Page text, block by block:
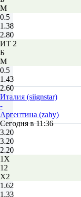
М
0.5
1.38
2.80
ИТ 2
Б
М
0.5
1.43
2.60
Италия (siignstar)
-
Аргентина (zahy)
Сегодня в 11:36
3.20
3.20
2.20
1X
12
X2
1.62
1.33